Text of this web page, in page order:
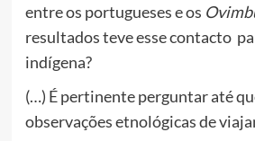
entre os portugueses e os
resultados teve esse contacto
indígena?
(…) É pertinente perguntar até
observações etnológicas de